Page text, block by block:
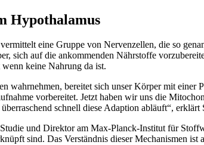
Hypothalamus
eine Gruppe von Nervenzellen, die so
sich auf die ankommenden Nährstoffe
wenn keine Nahrung da ist.
wahrnehmen, bereitet sich unser Körper mit
vorbereitet. Jetzt haben wir uns die
schnell diese Adaption abläuft“,
und Direktor am Max-Planck-Institut für
sind. Das Verständnis dieser Mechanismen